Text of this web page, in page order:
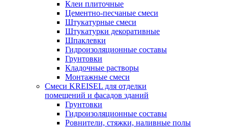
Клеи плиточные
Цементно-песчаные смеси
Штукатурные смеси
Штукатурки декоративные
Шпаклевки
Гидроизоляционные составы
Грунтовки
Кладочные растворы
Монтажные смеси
Смеси KREISEL для отделки
помещений и фасадов зданий
Грунтовки
Гидроизоляционные составы
Ровнители, стяжки, наливные полы